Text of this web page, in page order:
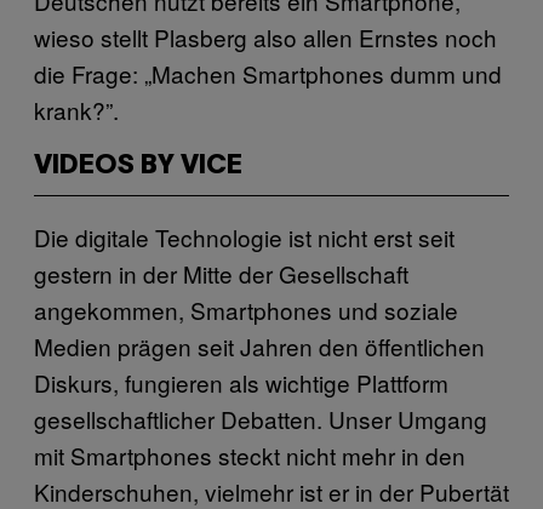
wieso stellt Plasberg also allen Ernstes noch
die Frage: „Machen Smartphones dumm und
krank?”.
VIDEOS BY VICE
Die digitale Technologie ist nicht erst seit
gestern in der Mitte der Gesellschaft
angekommen, Smartphones und soziale
Medien prägen seit Jahren den öffentlichen
Diskurs, fungieren als wichtige Plattform
gesellschaftlicher Debatten. Unser Umgang
mit Smartphones steckt nicht mehr in den
Kinderschuhen, vielmehr ist er in der Pubertät